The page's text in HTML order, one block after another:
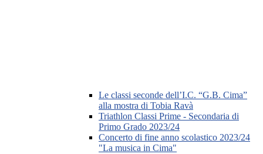
Le classi seconde dell’I.C. “G.B. Cima”
alla mostra di Tobia Ravà
Triathlon Classi Prime - Secondaria di
Primo Grado 2023/24
Concerto di fine anno scolastico 2023/24
"La musica in Cima"